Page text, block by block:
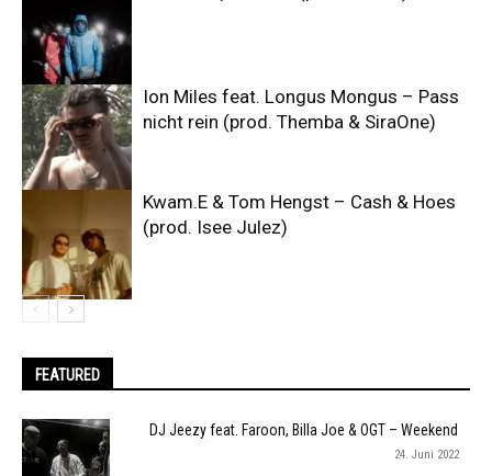
Ion Miles feat. Longus Mongus – Pass
nicht rein (prod. Themba & SiraOne)
Kwam.E & Tom Hengst – Cash & Hoes
(prod. Isee Julez)
FEATURED
DJ Jeezy feat. Faroon, Billa Joe & OGT – Weekend
24. Juni 2022